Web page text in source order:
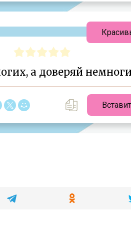
а доверяй